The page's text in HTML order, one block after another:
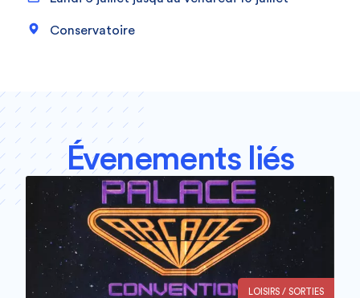
Conservatoire
Évenements liés
LOISIRS / SORTIES